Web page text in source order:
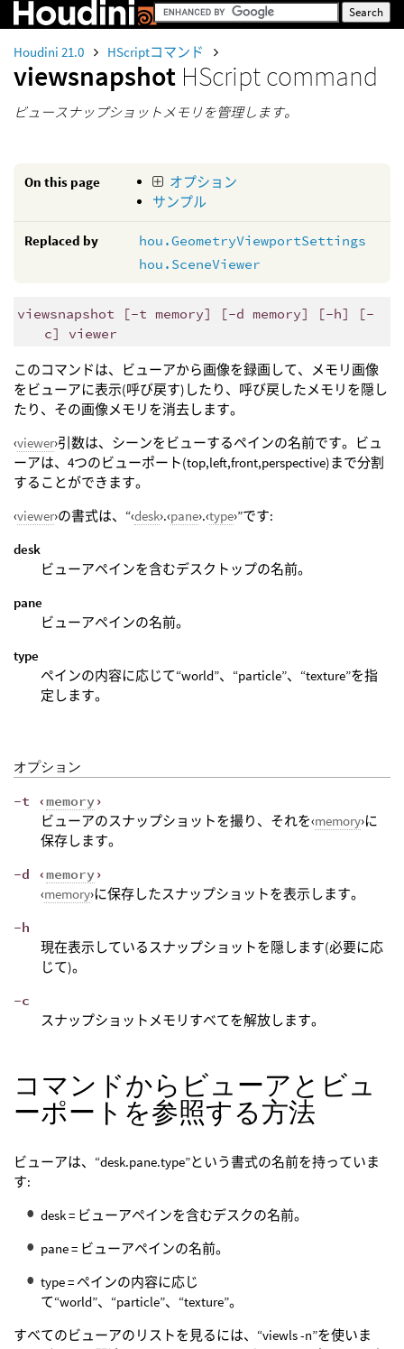
Houdini 21.0 HScriptコマンド
viewsnapshot HScript command
ビュースナップショットメモリを管理します。
On this page
オプション
サンプル
Replaced by
hou.GeometryViewportSettings
hou.SceneViewer
viewsnapshot [-t memory] [-d memory] [-h] [-
c] viewer
このコマンドは、ビューアから画像を録画して、メモリ画像
をビューアに表示(呼び戻す)したり、呼び戻したメモリを隠し
たり、その画像メモリを消去します。
‹viewer›引数は、シーンをビューするペインの名前です。ビュ
ーアは、4つのビューポート(top,left,front,perspective)まで分割
することができます。
‹viewer›の書式は、“‹desk›.‹pane›.‹type›”です:
desk
ビューアペインを含むデスクトップの名前。
pane
ビューアペインの名前。
type
ペインの内容に応じて“world”、“particle”、“texture”を指
定します。
オプション
-t ‹memory›
ビューアのスナップショットを撮り、それを‹memory›に
保存します。
-d ‹memory›
‹memory›に保存したスナップショットを表示します。
-h
現在表示しているスナップショットを隠します(必要に応
じて)。
-c
スナップショットメモリすべてを解放します。
コマンドからビューアとビュ
ーポートを参照する方法
ビューアは、“desk.pane.type”という書式の名前を持っていま
す:
desk = ビューアペインを含むデスクの名前。
pane = ビューアペインの名前。
type = ペインの内容に応じ
て“world”、“particle”、“texture”。
すべてのビューアのリストを見るには、“viewls -n”を使いま